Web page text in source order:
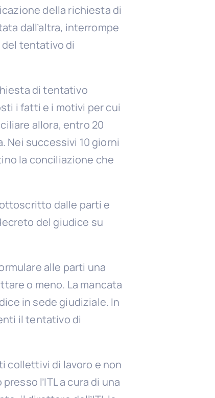
della richiesta di
dall’altra, interrompe
tentativo di
di tentativo
i fatti e i motivi per cui
allora, entro 20
Nei successivi 10 giorni
la conciliazione che
dalle parti e
del giudice su
alle parti una
o meno. La mancata
in sede giudiziale. In
il tentativo di
collettivi di lavoro e non
l’ITL a cura di una